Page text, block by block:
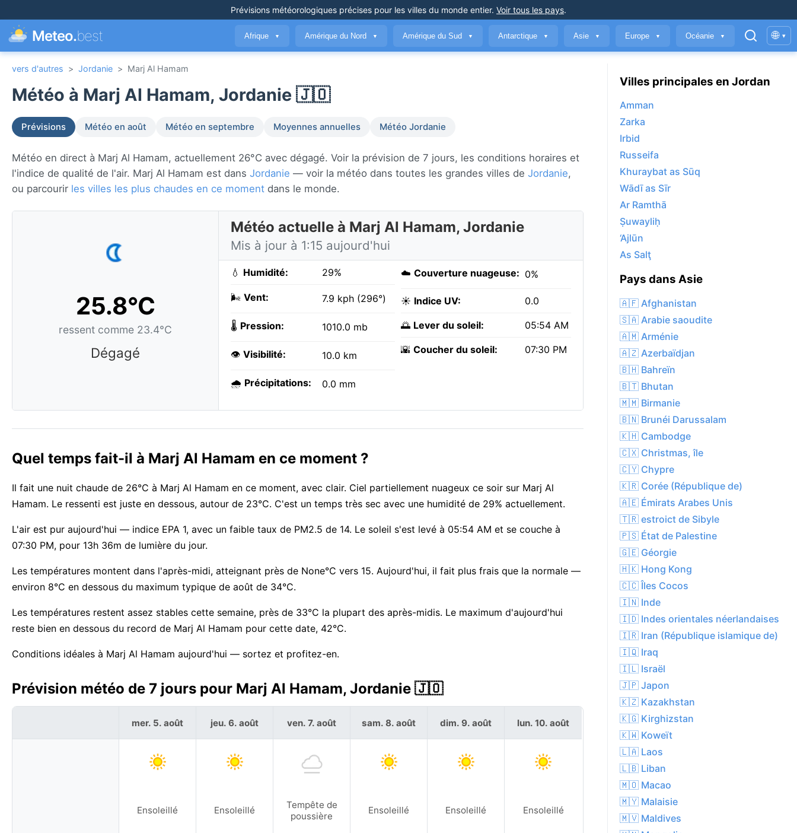
Prévisions météorologiques précises pour les villes du monde entier. Voir tous les pays.
Meteo.best Afrique ▼ Amérique du Nord ▼ Amérique du Sud ▼ Antarctique ▼ Asie ▼ Europe ▼ Océanie ▼ 🌐 ▾
vers d'autres > Jordanie > Marj Al Hamam
Météo à Marj Al Hamam, Jordanie 🇯🇴
Prévisions Météo en août Météo en septembre Moyennes annuelles Météo Jordanie
Météo en direct à Marj Al Hamam, actuellement 26°C avec dégagé. Voir la prévision de 7 jours, les conditions horaires et
l'indice de qualité de l'air. Marj Al Hamam est dans Jordanie — voir la météo dans toutes les grandes villes de Jordanie,
ou parcourir les villes les plus chaudes en ce moment dans le monde.
25.8°C
ressent comme 23.4°C
Dégagé
Météo actuelle à Marj Al Hamam, Jordanie
Mis à jour à 1:15 aujourd'hui
💧 Humidité: 29%
🌬️ Vent: 7.9 kph (296°)
🌡️ Pression: 1010.0 mb
👁️ Visibilité: 10.0 km
🌧️ Précipitations: 0.0 mm
☁️ Couverture nuageuse: 0%
☀️ Indice UV: 0.0
🌅 Lever du soleil: 05:54 AM
🌇 Coucher du soleil: 07:30 PM
Quel temps fait-il à Marj Al Hamam en ce moment ?
Il fait une nuit chaude de 26°C à Marj Al Hamam en ce moment, avec clair. Ciel partiellement nuageux ce soir sur Marj Al
Hamam. Le ressenti est juste en dessous, autour de 23°C. C'est un temps très sec avec une humidité de 29% actuellement.
L'air est pur aujourd'hui — indice EPA 1, avec un faible taux de PM2.5 de 14. Le soleil s'est levé à 05:54 AM et se couche à
07:30 PM, pour 13h 36m de lumière du jour.
Les températures montent dans l'après-midi, atteignant près de None°C vers 15. Aujourd'hui, il fait plus frais que la normale —
environ 8°C en dessous du maximum typique de août de 34°C.
Les températures restent assez stables cette semaine, près de 33°C la plupart des après-midis. Le maximum d'aujourd'hui
reste bien en dessous du record de Marj Al Hamam pour cette date, 42°C.
Conditions idéales à Marj Al Hamam aujourd'hui — sortez et profitez-en.
Prévision météo de 7 jours pour Marj Al Hamam, Jordanie 🇯🇴
mer. 5. août
Ensoleillé
jeu. 6. août
Ensoleillé
ven. 7. août
Tempête de
poussière
sam. 8. août
Ensoleillé
dim. 9. août
Ensoleillé
lun. 10. août
Ensoleillé
Villes principales en Jordan
Amman
Zarka
Irbid
Russeifa
Khuraybat as Sūq
Wādī as Sīr
Ar Ramthā
Ṣuwayliḥ
‘Ajlūn
As Salţ
Pays dans Asie
🇦🇫 Afghanistan
🇸🇦 Arabie saoudite
🇦🇲 Arménie
🇦🇿 Azerbaïdjan
🇧🇭 Bahreïn
🇧🇹 Bhutan
🇲🇲 Birmanie
🇧🇳 Brunéi Darussalam
🇰🇭 Cambodge
🇨🇽 Christmas, île
🇨🇾 Chypre
🇰🇷 Corée (République de)
🇦🇪 Émirats Arabes Unis
🇹🇷 estroict de Sibyle
🇵🇸 État de Palestine
🇬🇪 Géorgie
🇭🇰 Hong Kong
🇨🇨 Îles Cocos
🇮🇳 Inde
🇮🇩 Indes orientales néerlandaises
🇮🇷 Iran (République islamique de)
🇮🇶 Iraq
🇮🇱 Israël
🇯🇵 Japon
🇰🇿 Kazakhstan
🇰🇬 Kirghizstan
🇰🇼 Koweït
🇱🇦 Laos
🇱🇧 Liban
🇲🇴 Macao
🇲🇾 Malaisie
🇲🇻 Maldives